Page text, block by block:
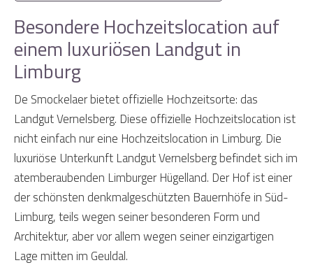
Besondere Hochzeitslocation auf
einem luxuriösen Landgut in
Limburg
De Smockelaer bietet offizielle Hochzeitsorte: das
Landgut Vernelsberg. Diese offizielle Hochzeitslocation ist
nicht einfach nur eine Hochzeitslocation in Limburg. Die
luxuriöse Unterkunft Landgut Vernelsberg befindet sich im
atemberaubenden Limburger Hügelland. Der Hof ist einer
der schönsten denkmalgeschützten Bauernhöfe in Süd-
Limburg, teils wegen seiner besonderen Form und
Architektur, aber vor allem wegen seiner einzigartigen
Lage mitten im Geuldal.